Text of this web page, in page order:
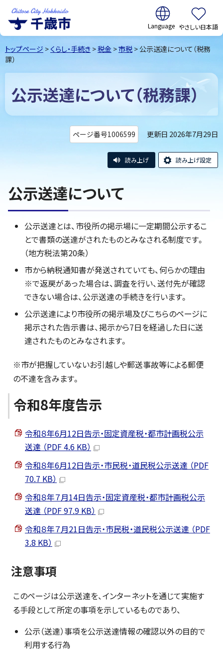
千歳市Chitose
City Hokkaido
翻訳:
やさしい日本語
トップページ > くらし・手続き >税金 >市税 > 公示送達について（税務
課）
公示送達について（税務課）
ページ番号1006599 更新日 2026年7月29日
読み上げ 読み上げ設定
公示送達について
公示送達とは、市役所の掲示場に一定期間公示するこ
とで書類の送達がされたものとみなされる制度です。
（地方税法第20条）
市から納税通知書が発送されていても、何らかの理由
※で返戻があった場合は、調査を行い、送付先が確認
できない場合は、公示送達の手続きを行います。
公示送達により市役所の掲示場及びこちらのページに
掲示された告示書は、掲示から7日を経過した日に送
達されたものとみなされます。
※市が把握していないお引越しや郵送事故等による郵便
の不達を含みます。
令和8年度告示
令和８年6月12日告示・固定資産税・都市計画税公示
送達 （PDF 4.6 KB）
令和８年6月12日告示・市民税・道民税公示送達 （PDF
70.7 KB）
令和８年７月14日告示・固定資産税・都市計画税公示
送達 （PDF 97.9 KB）
令和８年７月21日告示・市民税・道民税公示送達 （PDF
3.8 KB）
注意事項
このページは公示送達を、インターネットを通じて実施す
る手段として所定の事項を示しているものであり、
公示（送達）事項を公示送達情報の確認以外の目的で
利用する行為